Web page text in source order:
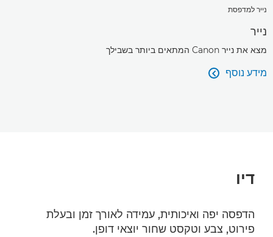
נייר למדפסת
נייר
מצא את נייר Canon המתאים ביותר בשבילך
מידע נוסף 
דיו
הדפסה יפה ואיכותית, עמידה לאורך זמן ובעלת
פירוט, צבע וטקסט שחור יוצאי דופן.